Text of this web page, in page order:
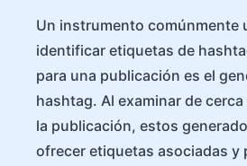
Un instrumento comúnmente
identificar etiquetas de
para una publicación es el
hashtag. Al examinar de
la publicación, estos
ofrecer etiquetas asociadas y